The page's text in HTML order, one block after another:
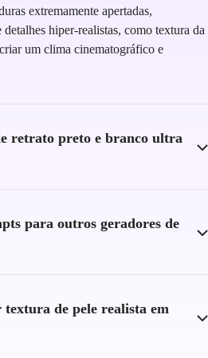
extremamente apertadas,
hiper-realistas, como textura da
um clima cinematográfico e
retrato preto e branco ultra
para outros geradores de
de pele realista em